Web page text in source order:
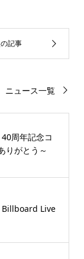
ニュース一覧
周年記念コ
りがとう～
Live